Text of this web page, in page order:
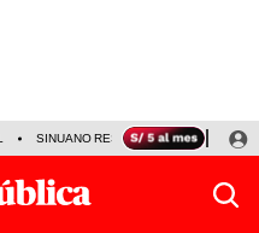
SINUANO RESULTADOS HOY